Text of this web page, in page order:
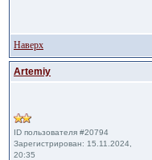
Наверх
Artemiy
ID пользователя #20794
Зарегистрирован: 15.11.2024,
20:35